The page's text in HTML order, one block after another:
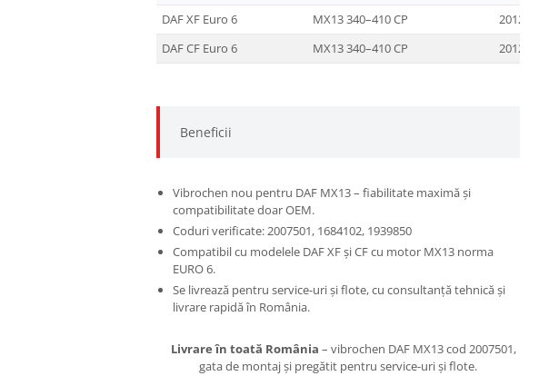
DAF XF Euro 6
MX13 340–410 CP 2012–2021
DAF CF Euro 6
MX13 340–410 CP 2012–2021
Beneficii
Vibrochen nou pentru DAF MX13 – fiabilitate maximă și
compatibilitate doar OEM.
Coduri verificate: 2007501, 1684102, 1939850
Compatibil cu modelele DAF XF și CF cu motor MX13 norma
EURO 6.
Se livrează pentru service-uri și flote, cu consultanță tehnică și
livrare rapidă în România.
Livrare în toată România – vibrochen DAF MX13 cod 2007501,
gata de montaj și pregătit pentru service-uri și flote.